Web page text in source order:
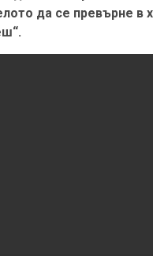
да се превърне в